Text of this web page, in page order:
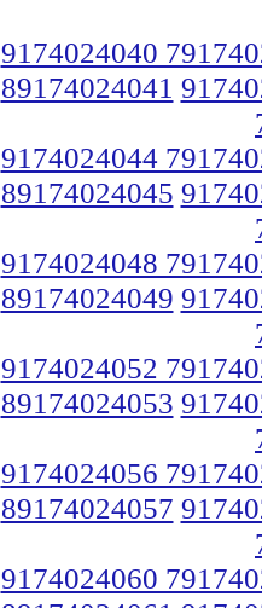
9174024040
89174024041
9174024044
89174024045
9174024048
89174024049
9174024052
89174024053
9174024056
89174024057
9174024060